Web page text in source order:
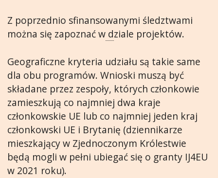
Z poprzednio sfinansowanymi śledztwami
można się zapoznać w dziale projektów.
Geograficzne kryteria udziału są takie same
dla obu programów. Wnioski muszą być
składane przez zespoły, których członkowie
zamieszkują co najmniej dwa kraje
członkowskie UE lub co najmniej jeden kraj
członkowski UE i Brytanię (dziennikarze
mieszkający w Zjednoczonym Królestwie
będą mogli w pełni ubiegać się o granty IJ4EU
w 2021 roku).